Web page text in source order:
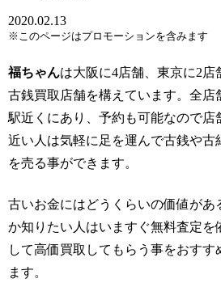
2020.02.13
※このページはプロモーションを含みます
福ちゃんは大阪に4店舗、東京に2店
古銭買取店舗を構えています。全店
駅近くにあり、予約も可能なので店
近い人は気軽に足を運んで古銭や古
を売る事ができます。
古いお金にはどうくらいの価値があ
か知りたい人はいますぐ無料査定を
して高価買取してもらう事をおすす
ます。